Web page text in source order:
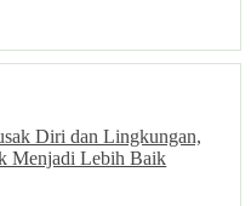
Diri dan Lingkungan,
Menjadi Lebih Baik